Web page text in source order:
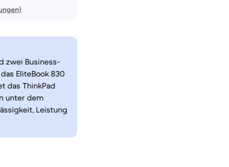
zwei Business-
EliteBook 830
das ThinkPad
unter dem
Leistung